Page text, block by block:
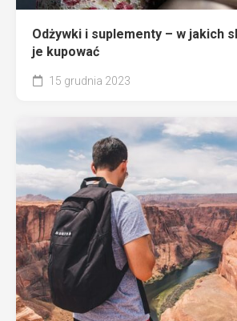
Odżywki i suplementy – w jakich
je kupować
15 grudnia 2023